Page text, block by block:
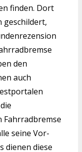
finden. Dort
geschildert,
den
auch
Fahrradbremse
seine Vor-
dienen diese